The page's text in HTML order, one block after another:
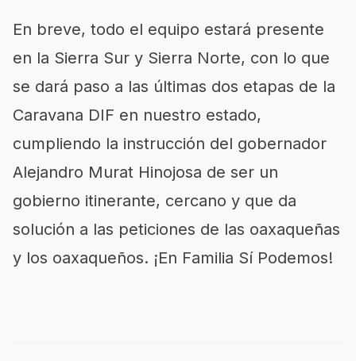
En breve, todo el equipo estará presente
en la Sierra Sur y Sierra Norte, con lo que
se dará paso a las últimas dos etapas de la
Caravana DIF en nuestro estado,
cumpliendo la instrucción del gobernador
Alejandro Murat Hinojosa de ser un
gobierno itinerante, cercano y que da
solución a las peticiones de las oaxaqueñas
y los oaxaqueños. ¡En Familia Sí Podemos!